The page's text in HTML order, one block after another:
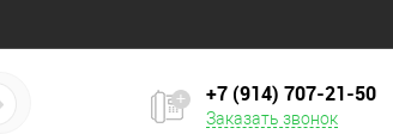
+7 (914) 707‒21‒50
Заказать звонок